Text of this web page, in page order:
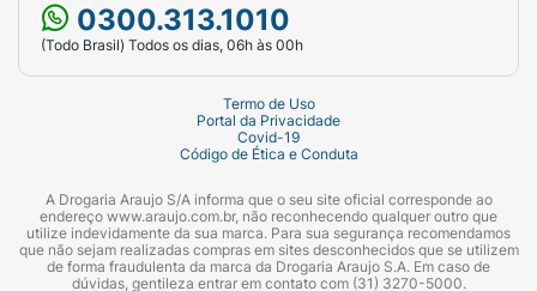
0300.313.1010
(Todo Brasil) Todos os dias, 06h às 00h
Termo de Uso
Portal da Privacidade
Covid-19
Código de Ética e Conduta
A Drogaria Araujo S/A informa que o seu site oficial corresponde ao
endereço www.araujo.com.br, não reconhecendo qualquer outro que
utilize indevidamente da sua marca. Para sua segurança recomendamos
que não sejam realizadas compras em sites desconhecidos que se utilizem
de forma fraudulenta da marca da Drogaria Araujo S.A. Em caso de
dúvidas, gentileza entrar em contato com (31) 3270-5000.